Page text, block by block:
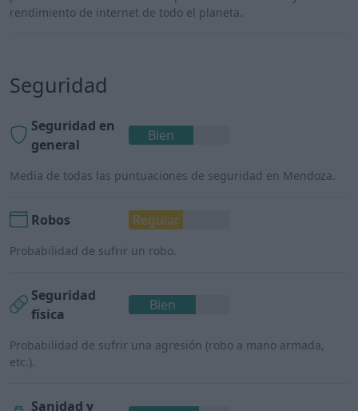
rendimiento de internet de todo el planeta.
Seguridad
Seguridad en
general
Bien
Media de todas las puntuaciones de seguridad en Mendoza.
Robos Regular
Probabilidad de sufrir un robo.
Seguridad
física
Bien
Probabilidad de sufrir una agresión (robo a mano armada,
etc.).
Sanidad y